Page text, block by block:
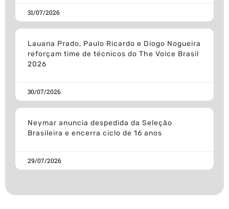
31/07/2026
Lauana Prado, Paulo Ricardo e Diogo Nogueira
reforçam time de técnicos do The Voice Brasil
2026
30/07/2026
Neymar anuncia despedida da Seleção
Brasileira e encerra ciclo de 16 anos
29/07/2026